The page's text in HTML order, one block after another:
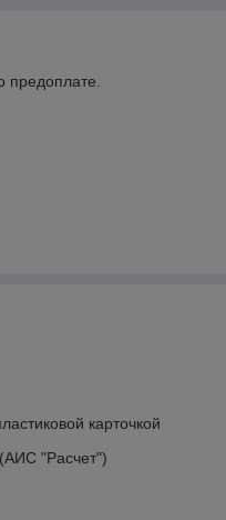
предоплате.
карточкой
"Расчет")